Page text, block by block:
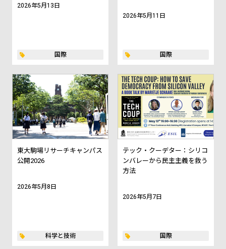
2026年5月13日
国際
2026年5月11日
国際
東大駒場リサーチキャンパス
公開2026
2026年5月8日
科学と技術
テック・クーデター：シリコ
ンバレーから民主主義を救う
方法
2026年5月7日
国際